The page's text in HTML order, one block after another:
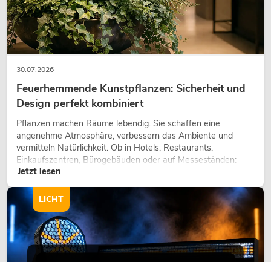
30.07.2026
Feuerhemmende Kunstpflanzen: Sicherheit und
Design perfekt kombiniert
Pflanzen machen Räume lebendig. Sie schaffen eine
angenehme Atmosphäre, verbessern das Ambiente und
vermitteln Natürlichkeit. Ob in Hotels, Restaurants,
Einkaufszentren, Bürogebäuden oder auf Messeständen:
eine hochwertige Begrünung gehört heute längst zum
modernen Raumkonzept.
Jetzt lesen
LICHT